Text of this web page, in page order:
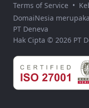
Terms of Service •
DomaiNesia
PT Deneva
Hak Cipta © 2026 PT